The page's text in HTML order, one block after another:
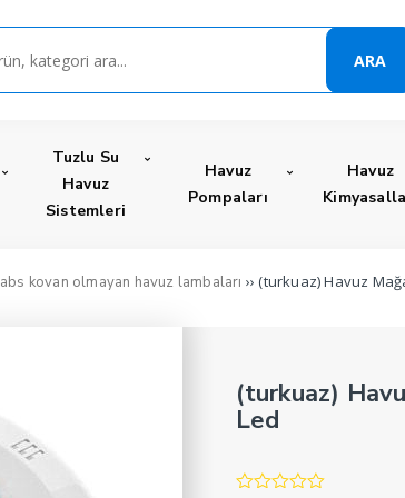
ARA
Tuzlu Su
Havuz
Sistemleri
Havuz
Pompaları
Havuz
abs kovan olmayan havuz lambaları ›› (turkuaz) Havuz
(turkuaz)
Led